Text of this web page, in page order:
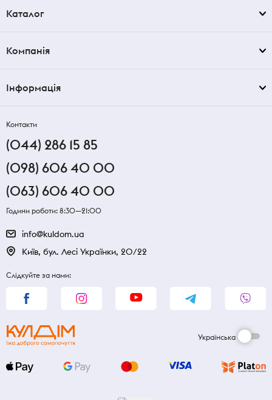
Каталог
Компанія
Інформація
Контакти
(044) 286 15 85
(098) 606 40 00
(063) 606 40 00
Години роботи: 8:30—21:00
info@kuldom.ua
Київ, бул. Лесі Українки, 20/22
Слідкуйте за нами:
Українська